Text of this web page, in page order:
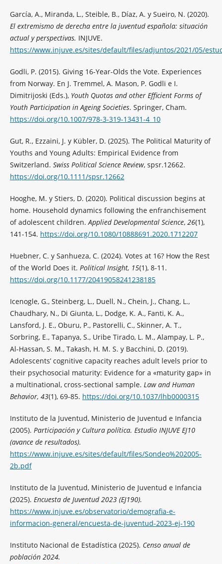
García, A., Miranda, L., Steible, B., Díaz, A. y Sueiro, N. (2020).
El extremismo de derecha entre la juventud española: situación
actual y perspectivas. INJUVE.
https://www.injuve.es/sites/default/files/adjuntos/2021/05/
Godli, P. (2015). Giving 16-Year-Olds the Vote. Experiences
from Norway. En J. Tremmel, A. Mason, P. Godli e I.
Dimitrijoski (Eds.), Youth Quotas and other Efficient Forms of
Youth Participation in Ageing Societies. Springer, Cham.
https://doi.org/10.1007/978-3-319-13431-4_10
Gut, R., Ezzaini, J. y Kübler, D. (2025). The Political Maturity of
Youths and Young Adults: Empirical Evidence from
Switzerland. Swiss Political Science Review, spsr.12662.
https://doi.org/10.1111/spsr.12662
Hooghe, M. y Stiers, D. (2020). Political discussion begins at
home. Household dynamics following the enfranchisement
of adolescent children.Applied Developmental Science, 26(1),
141-154. https://doi.org/10.1080/10888691.2020.1712207
Huebner, C. y Sanhueza, C. (2024). Votes at 16? How the Rest
of the World Does it. Political Insight, 15(1), 8-11.
https://doi.org/10.1177/20419058241238185
Icenogle, G., Steinberg, L., Duell, N., Chein, J., Chang, L.,
Chaudhary, N., Di Giunta, L., Dodge, K. A., Fanti, K. A.,
Lansford, J. E., Oburu, P., Pastorelli, C., Skinner, A. T.,
Sorbring, E., Tapanya, S., Uribe Tirado, L. M., Alampay, L. P.,
Al-Hassan, S. M., Takash, H. M. S. y Bacchini, D. (2019).
Adolescents’ cognitive capacity reaches adult levels prior to
their psychosocial maturity: Evidence for a «maturity gap» in
a multinational, cross-sectional sample. Law and Human
Behavior, 43(1), 69-85. https://doi.org/10.1037/lhb0000315
Instituto de la Juventud, Ministerio de Juventud e Infancia
(2005). Participación y Cultura política. Estudio INJUVE EJ10
(avance de resultados).
https://www.injuve.es/sites/default/files/Sondeo%202005-
2b.pdf
Instituto de la Juventud, Ministerio de Juventud e Infancia
(2025). Encuesta de Juventud 2023 (EJ190).
https://www.injuve.es/observatorio/demografia-e-
informacion-general/encuesta-de-juventud-2023-ej-190
Instituto Nacional de Estadística (2025). Censo anual de
población 2024.